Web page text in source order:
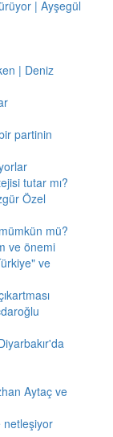
| Ayşegül
| Deniz
partinin
tutar mı?
Özel
mü?
ve önemi
ve
Aytaç ve
netleşiyor